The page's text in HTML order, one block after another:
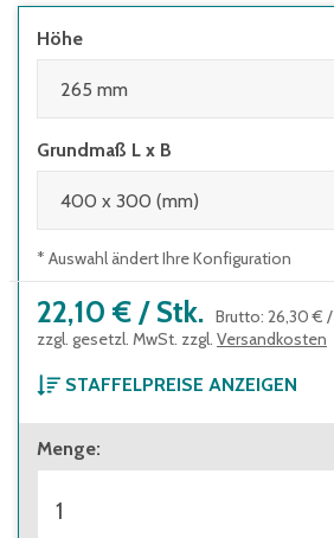
Höhe
Grundmaß L x B
* Auswahl ändert Ihre Konfiguration
22,10 € / Stk. Brutto: 26,30 € /
zzgl. gesetzl. MwSt. zzgl. Versandkosten
STAFFELPREISE ANZEIGEN
ab 1 Stück
22,10 €
ab 56 Stück
20,00 €
Menge: